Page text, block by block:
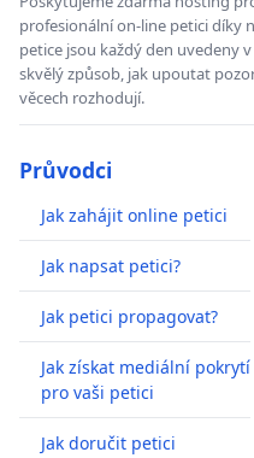
profesionální on-line petici díky
petice jsou každý den uvedeny
skvělý způsob, jak upoutat
věcech rozhodují.
Průvodci
Jak zahájit online petici
Jak napsat petici?
Jak petici propagovat?
Jak získat mediální pokrytí
pro vaši petici
Jak doručit petici